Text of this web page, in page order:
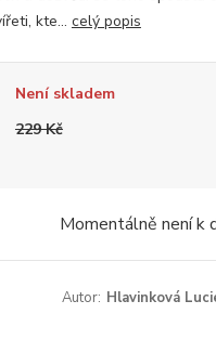
kte... celý popis
Není skladem
229 Kč
Momentálně není k
Autor: Hlavinková